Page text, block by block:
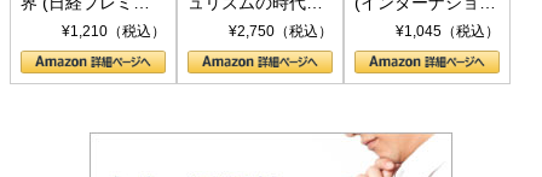
シリーズ)¥1,210（税込）
〈ヤヌス〉の二つ
の顔
¥2,750（税込）
ル新書)¥1,045（税込）